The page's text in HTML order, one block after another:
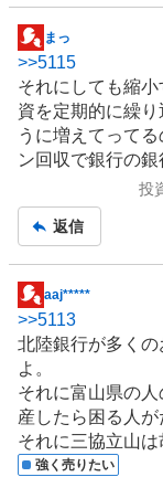
掲
示
板
記
事
まっ
>>5115
それにしても縮
資を定期的に繰
うに増えてってる
ン回収で銀行の
投
返信
掲
示
板
記
事
aaj*****
>>5113
北陸銀行が多く
よ。
それに富山県の人
産したら困る人が
それに三協立山は
強く売りたい